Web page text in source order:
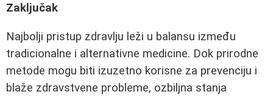
Zaključak
Najbolji pristup zdravlju leži u balansu između
tradicionalne i alternativne medicine. Dok prirodne
metode mogu biti izuzetno korisne za prevenciju i
blaže zdravstvene probleme, ozbiljna stanja